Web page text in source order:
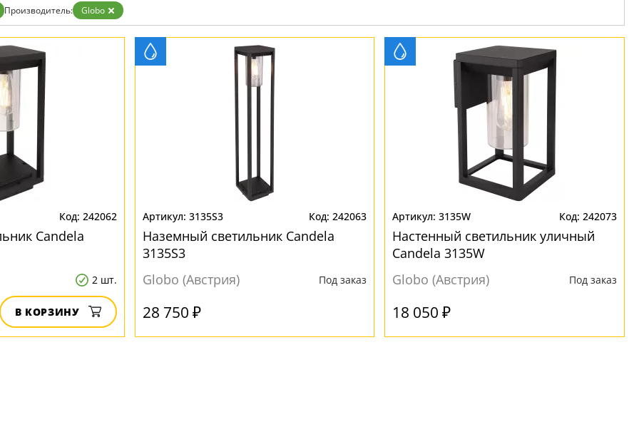
Производитель: Globo
242062
Candela
2 шт.
В КОРЗИНУ
3135S3 242063
Наземный светильник Candela
3135S3
Globo (Австрия)
Под заказ
28 750 ₽
3135W 242073
Настенный светильник уличный
Candela 3135W
Globo (Австрия)
Под заказ
18 050 ₽